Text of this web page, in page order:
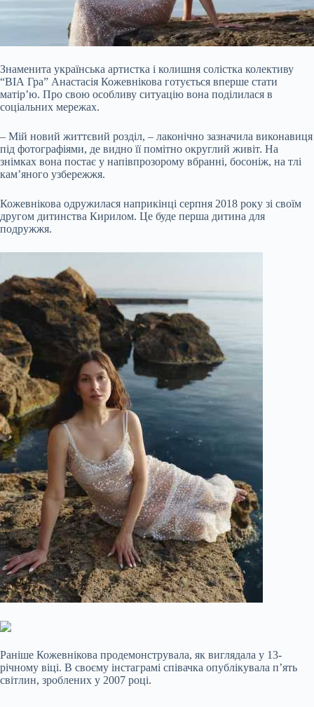
Знаменита українська артистка і колишня солістка колективу
“ВІА Гра” Анастасія Кожевнікова готується вперше стати
матір’ю. Про свою особливу ситуацію вона поділилася в
соціальних мережах.
– Мій новий життєвий розділ, – лаконічно зазначила виконавиця
під фотографіями, де видно її помітно округлий живіт. На
знімках вона постає у напівпрозорому вбранні, босоніж, на тлі
кам’яного узбережжя.
Кожевнікова одружилася наприкінці серпня 2018 року зі своїм
другом дитинства Кирилом. Це буде перша дитина для
подружжя.
Раніше Кожевнікова продемонструвала, як виглядала у 13-
річному віці. В своєму інстаграмі співачка опублікувала п’ять
світлин, зроблених у 2007 році.